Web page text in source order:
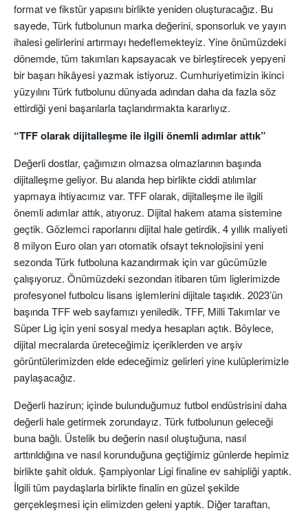
format ve fikstür yapısını birlikte yeniden oluşturacağız. Bu
sayede, Türk futbolunun marka değerini, sponsorluk ve yayın
ihalesi gelirlerini artırmayı hedeflemekteyiz. Yine önümüzdeki
dönemde, tüm takımları kapsayacak ve birleştirecek yepyeni
bir başarı hikâyesi yazmak istiyoruz. Cumhuriyetimizin ikinci
yüzyılını Türk futbolunu dünyada adından daha da fazla söz
ettirdiği yeni başarılarla taçlandırmakta kararlıyız.
“TFF olarak dijitalleşme ile ilgili önemli adımlar attık”
Değerli dostlar, çağımızın olmazsa olmazlarının başında
dijitalleşme geliyor. Bu alanda hep birlikte ciddi atılımlar
yapmaya ihtiyacımız var. TFF olarak, dijitalleşme ile ilgili
önemli adımlar attık, atıyoruz. Dijital hakem atama sistemine
geçtik. Gözlemci raporlarını dijital hale getirdik. 4 yıllık maliyeti
8 milyon Euro olan yarı otomatik ofsayt teknolojisini yeni
sezonda Türk futboluna kazandırmak için var gücümüzle
çalışıyoruz. Önümüzdeki sezondan itibaren tüm liglerimizde
profesyonel futbolcu lisans işlemlerini dijitale taşıdık. 2023’ün
başında TFF web sayfamızı yeniledik. TFF, Milli Takımlar ve
Süper Lig için yeni sosyal medya hesapları açtık. Böylece,
dijital mecralarda üreteceğimiz içeriklerden ve arşiv
görüntülerimizden elde edeceğimiz gelirleri yine kulüplerimizle
paylaşacağız.
Değerli hazirun; içinde bulunduğumuz futbol endüstrisini daha
değerli hale getirmek zorundayız. Türk futbolunun geleceği
buna bağlı. Üstelik bu değerin nasıl oluştuğuna, nasıl
arttırıldığına ve nasıl korunduğuna geçtiğimiz günlerde hepimiz
birlikte şahit olduk. Şampiyonlar Ligi finaline ev sahipliği yaptık.
İlgili tüm paydaşlarla birlikte finalin en güzel şekilde
gerçekleşmesi için elimizden geleni yaptık. Diğer taraftan,